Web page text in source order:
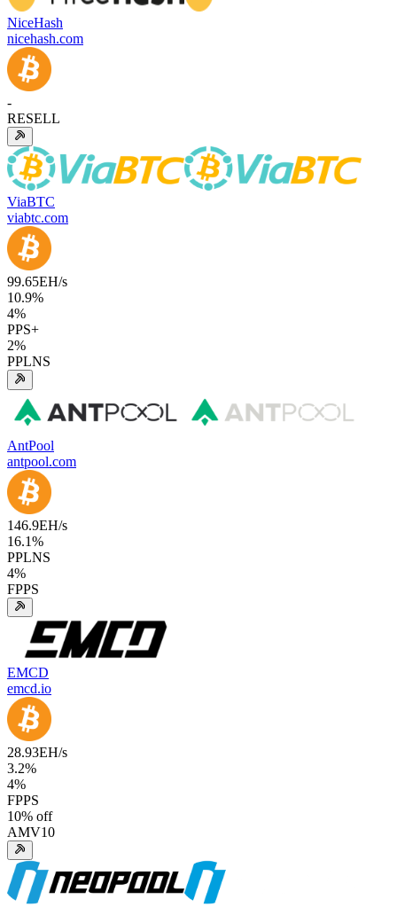
NiceHash
nicehash.com
-
RESELL
ViaBTC
viabtc.com
99.65EH/s
10.9%
4%
PPS+
2%
PPLNS
AntPool
antpool.com
146.9EH/s
16.1%
PPLNS
4%
FPPS
EMCD
emcd.io
28.93EH/s
3.2%
4%
FPPS
10% off
AMV10